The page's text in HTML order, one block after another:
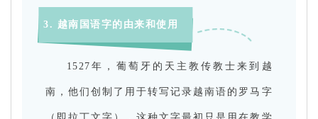
3. 越南国语字的由来和使用
1527年，葡萄牙的天主教传教士来到越
南，他们创制了用于转写记录越南语的罗马字